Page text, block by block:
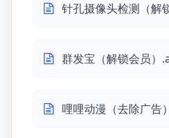
针孔摄像头检测（解
群发宝（解锁会员）
哩哩动漫（去除广告